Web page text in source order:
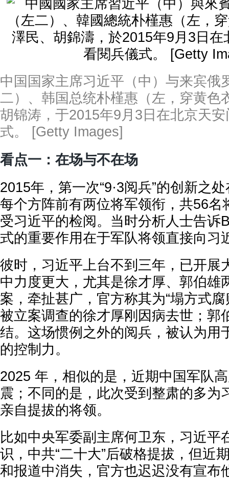
中国国家主席习近平（中）与来宾俄
二）、韩国总统朴槿惠（左，穿黄色
胡锦涛，于2015年9月3日在北京天
式。 [Getty Images]
看点一：在场与不在场
2015年，第一次“9·3阅兵”的创新之
每个方阵前有两位将军领衔，共56名
受习近平的检阅。当时分析人士告诉
式的重要作用在于军队将领直接向习
彼时，习近平上台不到三年，已开展
中力度更大，尤其是徐才厚、郭伯雄
案，牵扯甚广，官方称其为“塌方式
被立案调查的徐才厚刚因病去世；郭
结。这场惯例之外的阅兵，被认为用
的控制力。
2025 年，相似的是，近期中国军队
震；不同的是，此次受到整肃的多为
亲自提拔的将领。
比如中央军委副主席何卫东，习近平
识，中共“二十大”后破格提拔，但近
和报道中消失，官方也迟迟没有宣布